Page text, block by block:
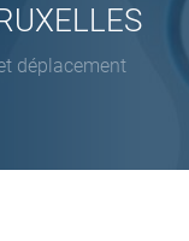
déplacement